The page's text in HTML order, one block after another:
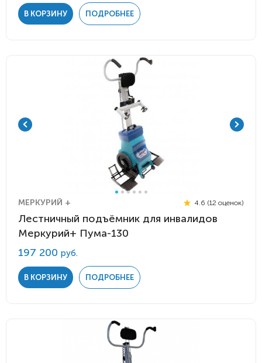
В КОРЗИНУ ПОДРОБНЕЕ
МЕРКУРИЙ + 4.6 (12 оценок)
Лестничный подъёмник для инвалидов
Меркурий+ Пума-130
197 200 руб.
В КОРЗИНУ ПОДРОБНЕЕ